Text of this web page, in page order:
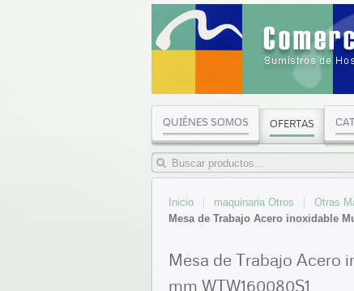
QUIÉNES SOMOS OFERTAS
Inicio maquinaria Otros
Otras
Mesa de Trabajo Acero inoxidable
Mesa de Trabajo Acero
mm WTW160080S1